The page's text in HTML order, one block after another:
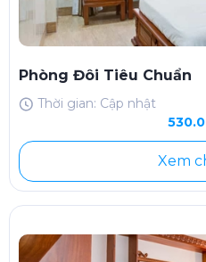
Phòng Đôi Tiêu Chuẩn
Thời gian: Cập nhật
Xem